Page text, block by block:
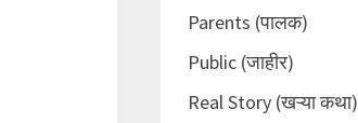
Parents (पालक)
Public (जाहीर)
Real Story (खऱ्या कथा)